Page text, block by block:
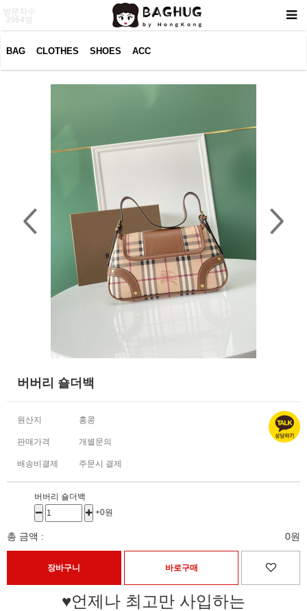
방문자수
3964명
BAG CLOTHES SHOES ACC
버버리 숄더백
원산지 홍콩
판매가격 개별문의
배송비결제 주문시 결제
버버리 숄더백
+0원
총 금액 : 0원
♥언제나 최고만 사입하는